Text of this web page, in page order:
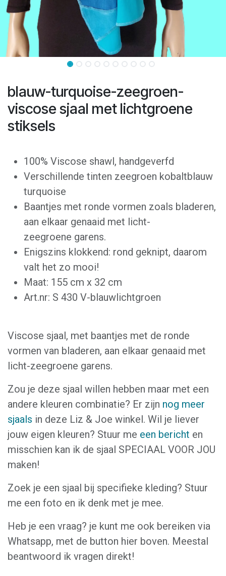
blauw-turquoise-zeegroen-
viscose sjaal met lichtgroene
stiksels
100% Viscose shawl, handgeverfd
Verschillende tinten zeegroen kobaltblauw
turquoise
Baantjes met ronde vormen zoals bladeren,
aan elkaar genaaid met licht-
zeegroene garens.
Enigszins klokkend: rond geknipt, daarom
valt het zo mooi!
Maat: 155 cm x 32 cm
Art.nr: S 430 V-blauwlichtgroen
Viscose sjaal, met baantjes met de ronde
vormen van bladeren, aan elkaar genaaid met
licht-zeegroene garens.
Zou je deze sjaal willen hebben maar met een
andere kleuren combinatie? Er zijn nog meer
sjaals in deze Liz & Joe winkel. Wil je liever
jouw eigen kleuren? Stuur me een bericht en
misschien kan ik de sjaal SPECIAAL VOOR JOU
maken!
Zoek je een sjaal bij specifieke kleding? Stuur
me een foto en ik denk met je mee.
Heb je een vraag? je kunt me ook bereiken via
Whatsapp, met de button hier boven. Meestal
beantwoord ik vragen direkt!